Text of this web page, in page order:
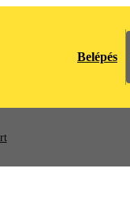
Belépés